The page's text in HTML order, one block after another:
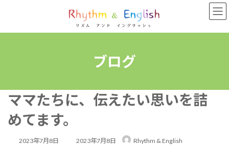
ン
ー
ブログ
ママたちに、伝えたい思いを詰
めてます。
2023年7月8日
最
2023年7月8日 Rhythm & English